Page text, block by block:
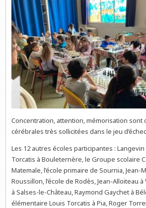
Concentration, attention, mémorisation sont
cérébrales très sollicitées dans le jeu
Les 12 autres écoles participantes :
Torcatis à Bouleternère, le Groupe scolaire
Matemale, l’école primaire de Sournia, Jean-
Roussillon, l’école de Rodès, Jean-Alloiteau
à Salses-le-Château, Raymond Gaychet à
élémentaire Louis Torcatis à Pia, Roger